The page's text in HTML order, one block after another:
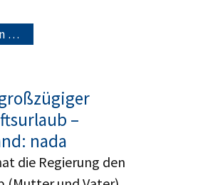
…
–
nada
die Regierung den